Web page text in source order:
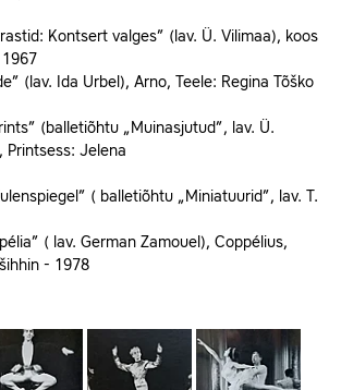
Kontsert valges” (lav. Ü. Vilimaa), koos
1967
(lav. Ida Urbel), Arno, Teele: Regina Tõško
(balletiõhtu „Muinasjutud”, lav. Ü.
Printsess: Jelena
( balletiõhtu „Miniatuurid”, lav. T.
( lav. German Zamouel), Coppélius,
- 1978